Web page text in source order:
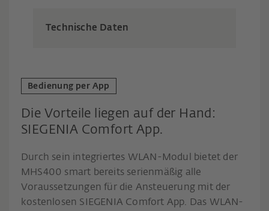
Technische Daten
Bedienung per App
Die Vorteile liegen auf der Hand:
SIEGENIA Comfort App.
Durch sein integriertes WLAN-Modul bietet der
MHS400 smart bereits serienmäßig alle
Voraussetzungen für die Ansteuerung mit der
kostenlosen SIEGENIA Comfort App. Das WLAN-